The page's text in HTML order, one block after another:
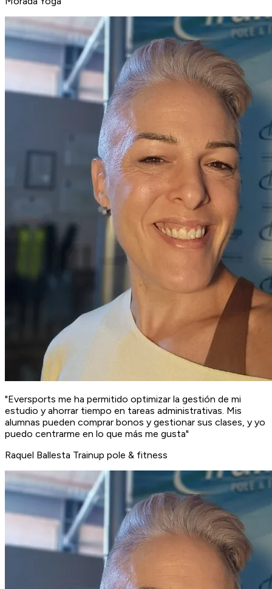
"Eversports me ha permitido optimizar la gestión de mi
estudio y ahorrar tiempo en tareas administrativas. Mis
alumnas pueden comprar bonos y gestionar sus clases, y yo
puedo centrarme en lo que más me gusta"
Raquel Ballesta Trainup pole & fitness